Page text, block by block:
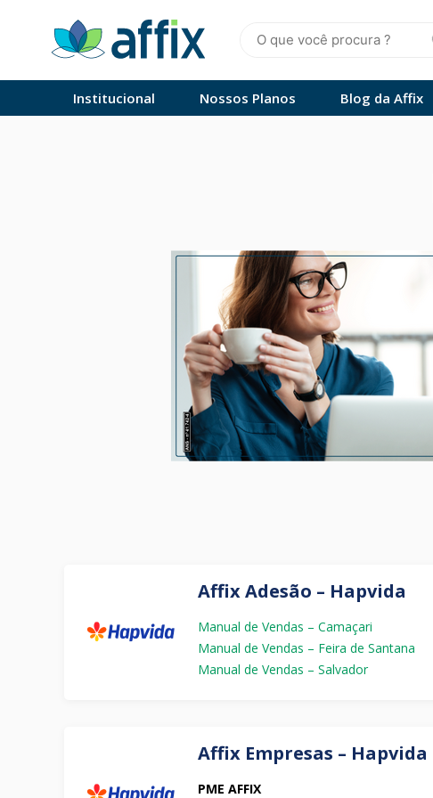
Institucional Nossos Planos Blog da Affix
Affix Adesão – Hapvida
Manual de Vendas – Camaçari
Manual de Vendas – Feira de Santana
Manual de Vendas – Salvador
Affix Empresas – Hapvida
PME AFFIX